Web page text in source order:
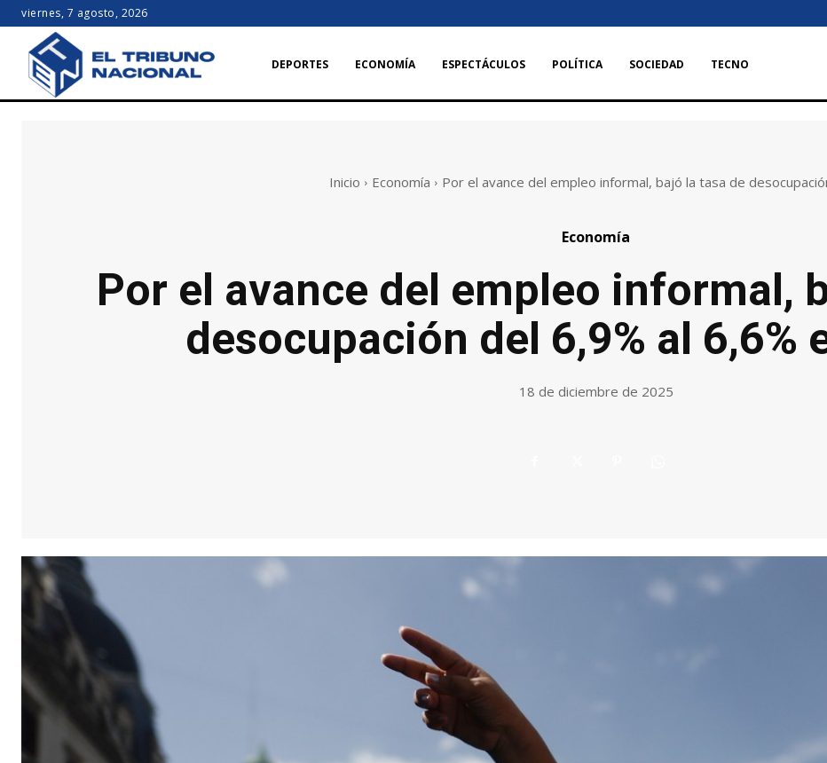
viernes, 7 agosto, 2026
DEPORTES ECONOMÍA ESPECTÁCULOS POLÍTICA SOCIEDAD TECNO
Inicio Economía Por el avance del empleo informal, bajó la tasa de
Economía
Por el avance del empleo informal,
desocupación del 6,9% al 6,6%
18 de diciembre de 2025